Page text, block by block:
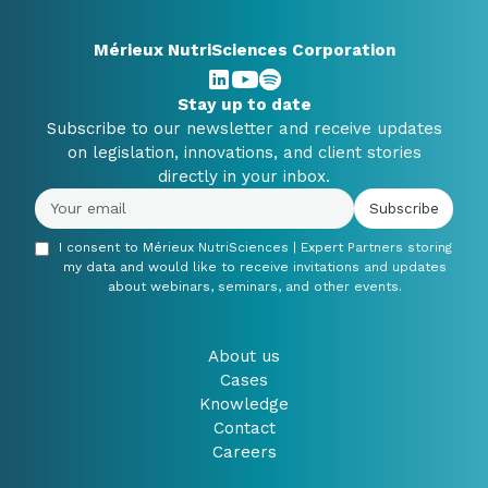
Mérieux NutriSciences Corporation
Stay up to date
Subscribe to our newsletter and receive updates
on legislation, innovations, and client stories
directly in your inbox.
I consent to Mérieux NutriSciences | Expert Partners storing
my data and would like to receive invitations and updates
about webinars, seminars, and other events.
About us
Cases
Knowledge
Contact
Careers